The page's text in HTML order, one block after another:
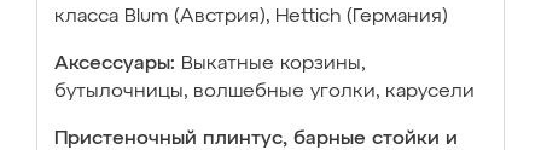
класса Blum (Австрия), Hettich (Германия)
Аксессуары: Выкатные корзины,
бутылочницы, волшебные уголки, карусели
Пристеночный плинтус, барные стойки и